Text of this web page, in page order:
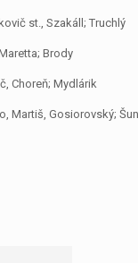
st., Szakáll; Truchlý
Brody
Choreň; Mydlárik
Martiš, Gosiorovský;